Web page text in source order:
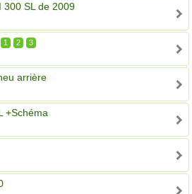
300 SL de 2009
1 2
3
arrière
+Schéma